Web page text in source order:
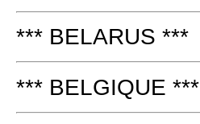
*** BELARUS ***
*** BELGIQUE ***